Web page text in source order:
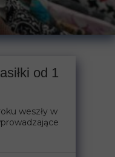
od 1
weszły w